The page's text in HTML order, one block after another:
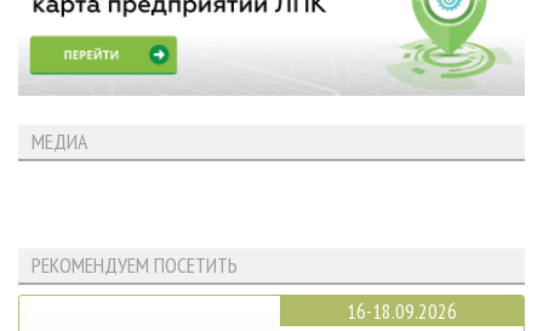
МЕДИА
РЕКОМЕНДУЕМ ПОСЕТИТЬ
16-18.09.2026